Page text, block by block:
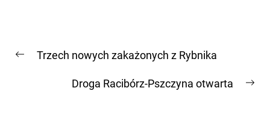
wpisu
Previous
Trzech nowych zakażonych z Rybnika
Droga Racibórz-Pszczyna otwarta